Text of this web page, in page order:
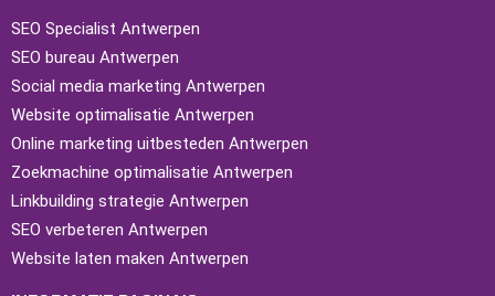
SEO Specialist Antwerpen
SEO bureau Antwerpen
Social media marketing Antwerpen
Website optimalisatie Antwerpen
Online marketing uitbesteden Antwerpen
Zoekmachine optimalisatie Antwerpen
Linkbuilding strategie Antwerpen
SEO verbeteren Antwerpen
Website laten maken Antwerpen